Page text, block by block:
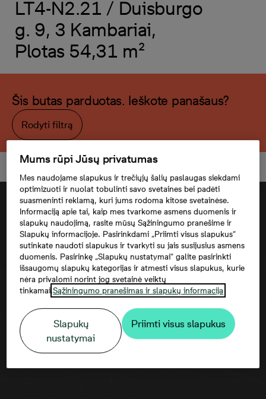
LT4-N2.21 / Duisburgo
g. 9, 3 Kambariai,
Plotas 54,31 m²
Šis butas parduotas. Ieškote panašaus?
Rodyti filtrą
Norėdami matyti šį žemėlapį, jūs turite
sutikti su trečiųjų šalių paslaugomis
Mums rūpi Jūsų privatumas
Mes naudojame slapukus ir trečiųjų šalių paslaugas siekdami
optimizuoti ir nuolat tobulinti savo svetaines bei padėti
suasmeninti reklamą, kuri jums rodoma kitose svetainėse.
Informaciją apie tai, kaip mes tvarkome asmens duomenis ir
slapukų naudojimą, rasite mūsų Sąžiningumo pranešime ir
Slapukų informacijoje. Pasirinkdami „Priimti visus slapukus“
sutinkate naudoti slapukus ir tvarkyti su jais susijusius asmens
duomenis. Pasirinkę „Slapukų nustatymai“ galite pasirinkti
išsaugomų slapukų kategorijas ir atmesti visus slapukus, kurie
nėra privalomi norint jog svetainė veiktų
tinkamai.Sąžiningumo pranešimas ir slapukų informacija
Slapukų
nustatymai
Priimti visus slapukus